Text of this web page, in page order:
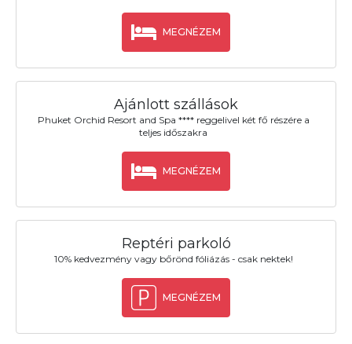
MEGNÉZEM
Ajánlott szállások
Phuket Orchid Resort and Spa **** reggelivel két fő részére a
teljes időszakra
MEGNÉZEM
Reptéri parkoló
10% kedvezmény vagy bőrönd fóliázás - csak nektek!
MEGNÉZEM